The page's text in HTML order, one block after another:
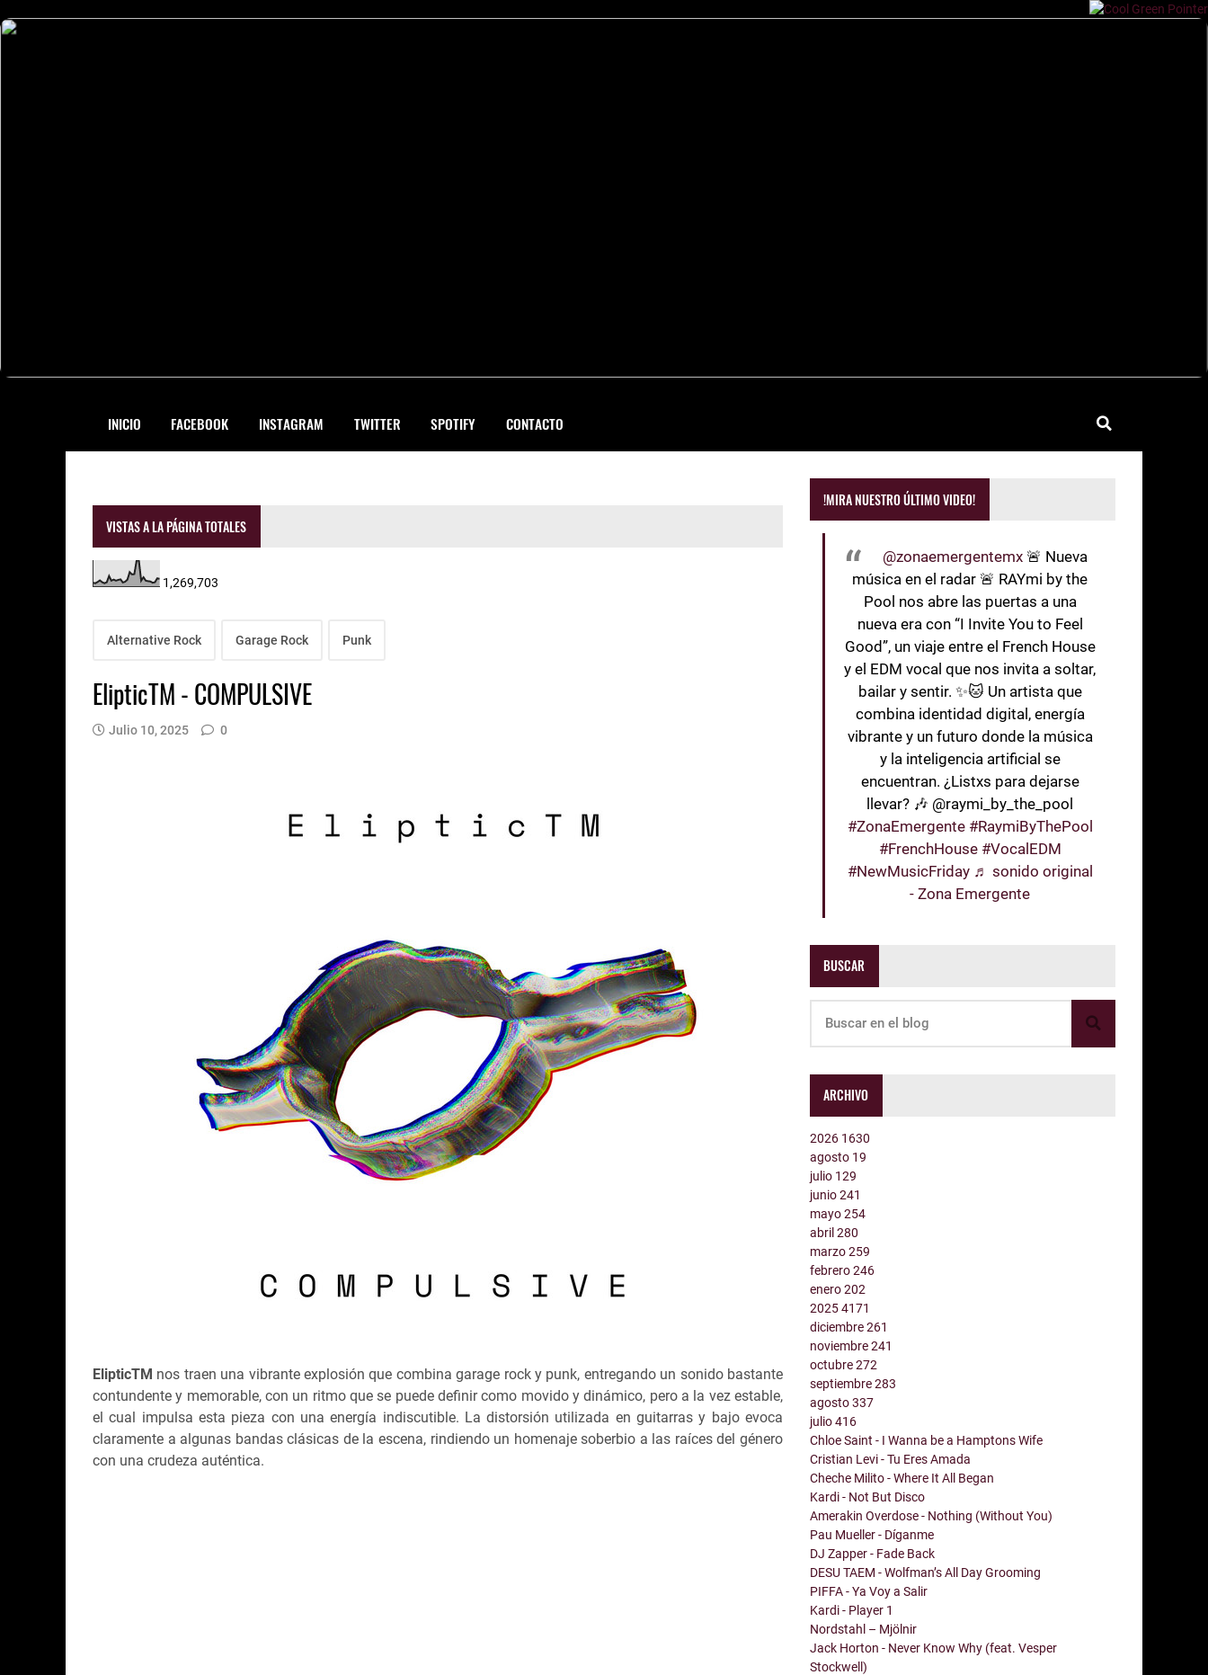
INICIO FACEBOOK INSTAGRAM TWITTER SPOTIFY CONTACTO
VISTAS A LA PÁGINA TOTALES
1,269,703
Alternative Rock Garage Rock Punk
ElipticTM - COMPULSIVE
Julio 10, 2025 0
ElipticTM nos traen una vibrante explosión que combina garage rock y punk, entregando un sonido bastante
contundente y memorable, con un ritmo que se puede definir como movido y dinámico, pero a la vez estable,
el cual impulsa esta pieza con una energía indiscutible. La distorsión utilizada en guitarras y bajo evoca
claramente a algunas bandas clásicas de la escena, rindiendo un homenaje soberbio a las raíces del género
con una crudeza auténtica.
!MIRA NUESTRO ÚLTIMO VIDEO!
@zonaemergentemx 🚨 Nueva
música en el radar 🚨 RAYmi by the
Pool nos abre las puertas a una
nueva era con “I Invite You to Feel
Good”, un viaje entre el French House
y el EDM vocal que nos invita a soltar,
bailar y sentir. ✨🐱 Un artista que
combina identidad digital, energía
vibrante y un futuro donde la música
y la inteligencia artificial se
encuentran. ¿Listxs para dejarse
llevar? 🎶 @raymi_by_the_pool
#ZonaEmergente #RaymiByThePool
#FrenchHouse #VocalEDM
#NewMusicFriday ♬ sonido original
- Zona Emergente
BUSCAR
ARCHIVO
2026 1630
agosto 19
julio 129
junio241
mayo254
abril280
marzo259
febrero246
enero202
20254171
diciembre261
noviembre241
octubre272
septiembre283
agosto337
julio416
Chloe Saint - I Wanna be a Hamptons Wife
Cristian Levi - Tu Eres Amada
Cheche Milito - Where It All Began
Kardi - Not But Disco
Amerakin Overdose - Nothing (Without You)
Pau Mueller - Díganme
DJ Zapper - Fade Back
DESU TAEM - Wolfman’s All Day Grooming
PIFFA - Ya Voy a Salir
Kardi - Player 1
Nordstahl – Mjölnir
Jack Horton - Never Know Why (feat. Vesper
Stockwell)